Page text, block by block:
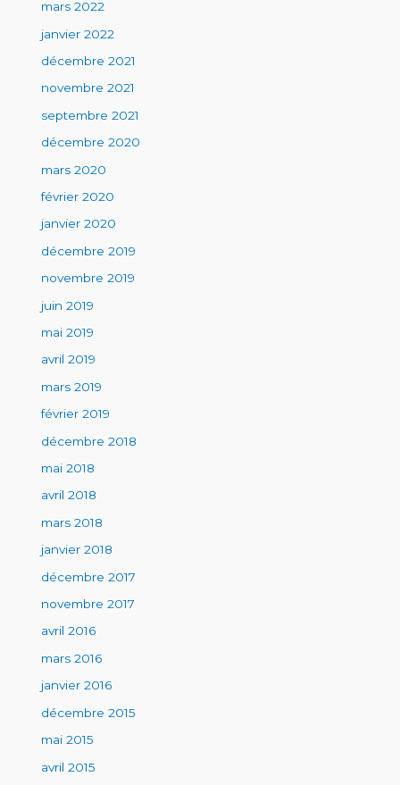
mars 2022
janvier 2022
décembre 2021
novembre 2021
septembre 2021
décembre 2020
mars 2020
février 2020
janvier 2020
décembre 2019
novembre 2019
juin 2019
mai 2019
avril 2019
mars 2019
février 2019
décembre 2018
mai 2018
avril 2018
mars 2018
janvier 2018
décembre 2017
novembre 2017
avril 2016
mars 2016
janvier 2016
décembre 2015
mai 2015
avril 2015